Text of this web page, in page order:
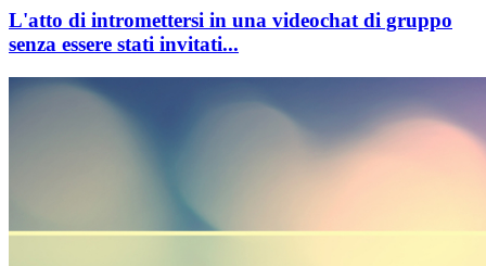
L'atto di intromettersi in una videochat di gruppo
senza essere stati invitati...